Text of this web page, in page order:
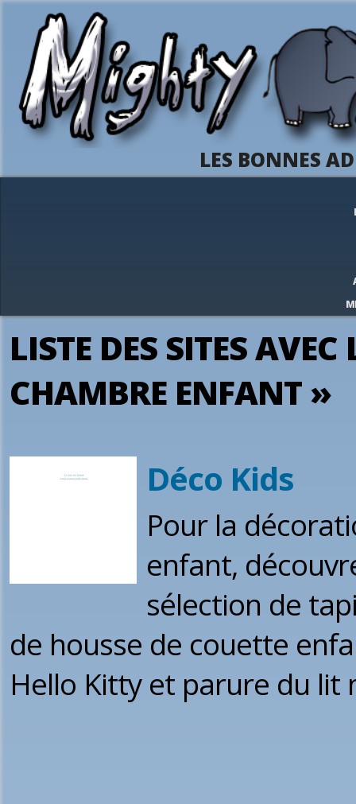
LES BONNES
LISTE DES SITES
CHAMBRE ENFANT »
Déco Kids
Pour la
enfant,
sélection de
de housse de couette
Hello Kitty et parure du lit